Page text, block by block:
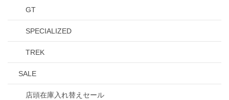
GT
SPECIALIZED
TREK
SALE
店頭在庫入れ替えセール